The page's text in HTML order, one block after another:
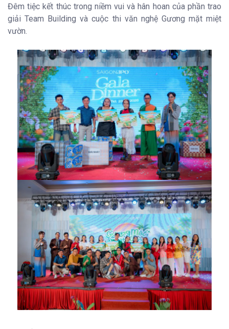
Đêm tiệc kết thúc trong niềm vui và hân hoan của phần trao
giải Team Building và cuộc thi văn nghệ Gương mặt miệt
vườn.